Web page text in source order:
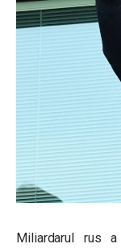
Miliardarul rus